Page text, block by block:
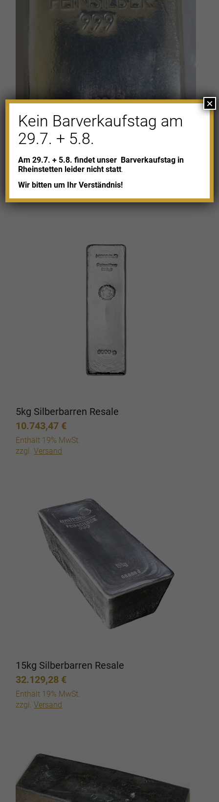
1kg Umicore Silberbarren
2.308,05€
Enthält 19% MwSt.
zzgl.Versand
5kg Silberbarren Resale
10.743,47 €
Enthält 19% MwSt.
zzgl.Versand
15kg Silberbarren Resale
32.129,28 €
Enthält 19% MwSt.
zzgl.Versand
Kein Barverkaufstag am
29.7. + 5.8.
Am 29.7. + 5.8. findet unser Barverkaufstag in
Rheinstetten leider nicht statt.
Wir bitten um Ihr Verständnis!
×